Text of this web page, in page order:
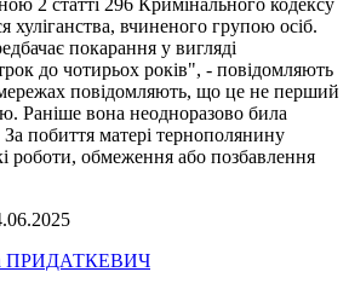
2 статті 296 Кримінального кодексу
хуліганства, вчиненого групою осіб.
покарання у вигляді
до чотирьох років", - повідомляють
повідомляють, що це не перший
Раніше вона неодноразово била
За побиття матері тернополянину
роботи, обмеження або позбавлення